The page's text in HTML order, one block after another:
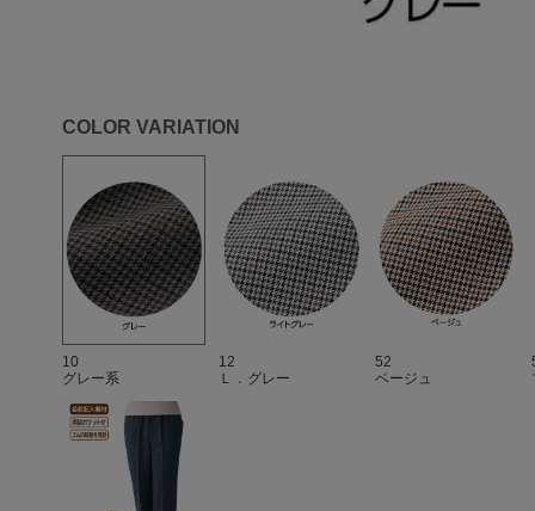
COLOR VARIATION
10
グレー系
12
Ｌ．グレー
52
ベージュ